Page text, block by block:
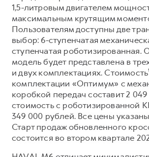
POER
от 3 449 000 ₽
Корпоративным клиентам
Крупным корпоративным
Система управления автопарком
Сервис для корпоративных
HAVAL Лизинг
АКСЕССУАРЫ HAVAL
Автомобильные аксессуары
Коллекция CITY
Коллекция Базовая
Мобильное приложение GWM
Программа «HAVAL Защита+»
Руководства по эксплуатации
Подписки
АКСЕССУАРЫ HAVAL
Автомобильные аксессуары
Коллекция CITY
Коллекция Базовая
Коллекция Детская
1,5-литровым двигателем
максимальным крутящим
Пользователям доступны две
выбор: 6-ступенчатая
ступенчатая роботизированная.
модель будет представлена в
и двух комплектациях.
комплектации «Оптимум» с
коробкой передач составит 2
стоимость с роботизированной
349 000 рублей. Все цены
Старт продаж обновленного
состоится во втором квартале